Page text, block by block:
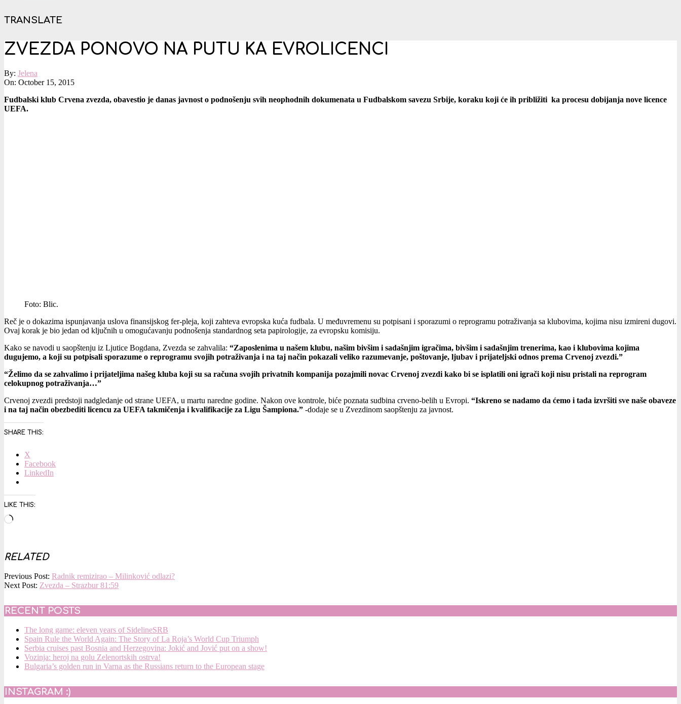
TRANSLATE
ZVEZDA PONOVO NA PUTU KA EVROLICENCI
By: Jelena
On: October 15, 2015
Fudbalski klub Crvena zvezda, obavestio je danas javnost o podnošenju svih neophodnih dokumenata u Fudbalskom savezu Srbije, koraku koji će ih približiti ka procesu dobijanja nove licence
UEFA.
Foto: Blic.
Reč je o dokazima ispunjavanja uslova finansijskog fer-pleja, koji zahteva evropska kuća fudbala. U međuvremenu su potpisani i sporazumi o reprogramu potraživanja sa klubovima, kojima nisu izmireni dugovi.
Ovaj korak je bio jedan od ključnih u omogućavanju podnošenja standardnog seta papirologije, za evropsku komisiju.
Kako se navodi u saopštenju iz Ljutice Bogdana, Zvezda se zahvalila: “Zaposlenima u našem klubu, našim bivšim i sadašnjim igračima, bivšim i sadašnjim trenerima, kao i klubovima kojima
dugujemo, a koji su potpisali sporazume o reprogramu svojih potraživanja i na taj način pokazali veliko razumevanje, poštovanje, ljubav i prijateljski odnos prema Crvenoj zvezdi.”
“Želimo da se zahvalimo i prijateljima našeg kluba koji su sa računa svojih privatnih kompanija pozajmili novac Crvenoj zvezdi kako bi se isplatili oni igrači koji nisu pristali na reprogram
celokupnog potraživanja…”
Crvenoj zvezdi predstoji nadgledanje od strane UEFA, u martu naredne godine. Nakon ove kontrole, biće poznata sudbina crveno-belih u Evropi. “Iskreno se nadamo da ćemo i tada izvršiti sve naše obaveze
i na taj način obezbediti licencu za UEFA takmičenja i kvalifikacije za Ligu Šampiona.” -dodaje se u Zvezdinom saopštenju za javnost.
SHARE THIS:
X
Facebook
LinkedIn
LIKE THIS:
Loading…
RELATED
2015-
10-
Previous Post: Radnik remizirao – Milinković odlazi?
Next Post: Zvezda – Strazbur 81:59
RECENT POSTS
The long game: eleven years of SidelineSRB
Spain Rule the World Again: The Story of La Roja’s World Cup Triumph
Serbia cruises past Bosnia and Herzegovina: Jokić and Jović put on a show!
Vozinja: heroj na golu Zelenortskih ostrva!
Bulgaria’s golden run in Varna as the Russians return to the European stage
INSTAGRAM :)